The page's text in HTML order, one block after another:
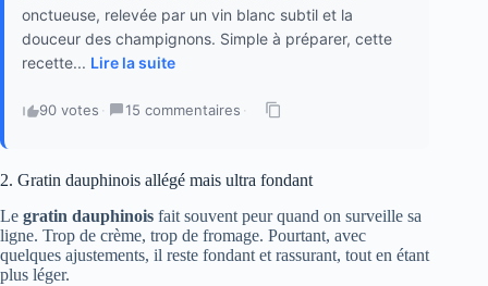
onctueuse, relevée par un vin blanc subtil et la
douceur des champignons. Simple à préparer, cette
recette... Lire la suite
90 votes · 15 commentaires ·
2. Gratin dauphinois allégé mais ultra fondant
Le gratin dauphinois fait souvent peur quand on surveille sa
ligne. Trop de crème, trop de fromage. Pourtant, avec
quelques ajustements, il reste fondant et rassurant, tout en étant
plus léger.